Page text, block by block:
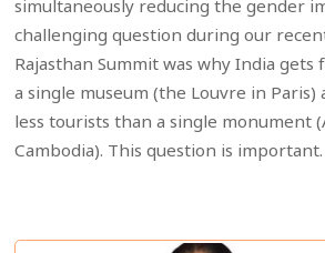
simultaneously reducing the gender
challenging question during our
Rajasthan Summit was why India
a single museum (the Louvre in Paris)
less tourists than a single monument
Cambodia). This question is